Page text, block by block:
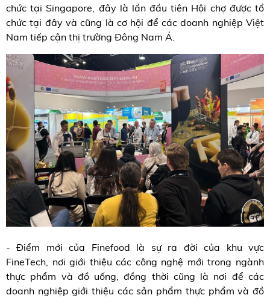
chức tại Singapore, đây là lần đầu tiên Hội chợ được tổ
chức tại đây và cũng là cơ hội để các doanh nghiệp Việt
Nam tiếp cận thị trường Đông Nam Á.
- Điểm mới của Finefood là sự ra đời của khu vực
FineTech, nơi giới thiệu các công nghệ mới trong ngành
thực phẩm và đồ uống, đồng thời cũng là nơi để các
doanh nghiệp giới thiệu các sản phẩm thực phẩm và đồ